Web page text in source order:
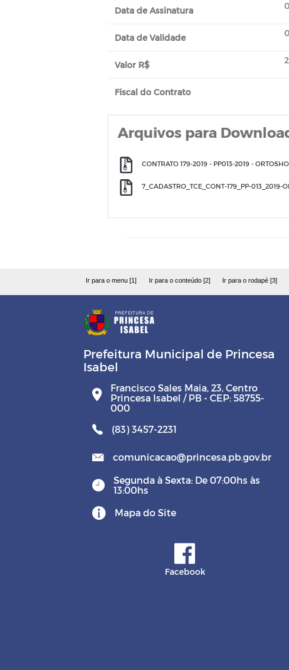
Data de Assinatura
Data de Validade
Valor R$
Fiscal do Contrato
Arquivos para
CONTRATO 179-2019 - PP013-2019 -
7_CADASTRO_TCE_CONT-179_PP-013_2019-
Ir para o menu [1] Ir para o conteúdo [2] Ir para o rodapé [3]
Prefeitura Municipal de Princesa
Isabel
Francisco Sales Maia, 23, Centro
Princesa Isabel / PB - CEP: 58755-
000
(83) 3457-2231
comunicacao@princesa.pb.gov.br
Segunda à Sexta: De 07:00hs às
13:00hs
Mapa do Site
Facebook